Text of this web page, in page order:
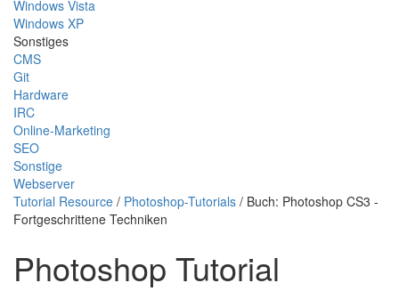
Windows Vista
Windows XP
Sonstiges
CMS
Git
Hardware
IRC
Online-Marketing
SEO
Sonstige
Webserver
Tutorial Resource / Photoshop-Tutorials / Buch: Photoshop CS3 -
Fortgeschrittene Techniken
Photoshop Tutorial